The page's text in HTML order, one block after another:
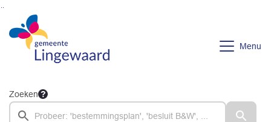
Ga naar de inhoud van deze pagina
Ga naar het zoeken
Ga naar het menu
Menu
Zoeken